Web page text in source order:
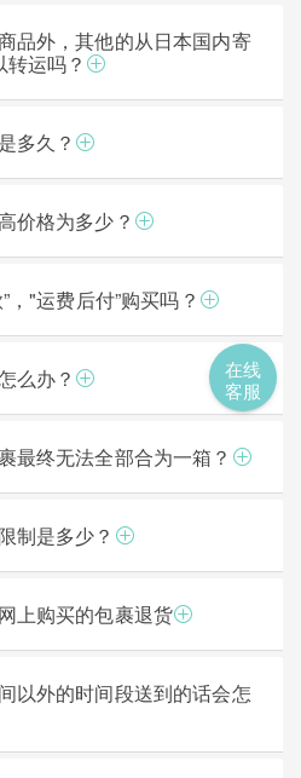
品外，其他的从日本国内寄
运吗？
多久？
价格为多少？
，"运费后付”购买吗？
么办？
最终无法全部合为一箱？
制是多少？
上购买的包裹退货
以外的时间段送到的话会怎
在线
客服